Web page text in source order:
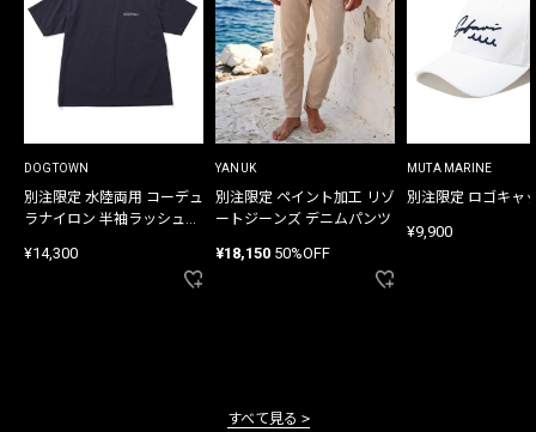
DOGTOWN
別注限定 水陸両用 コーデュ
ラナイロン 半袖ラッシュガ
¥14,300
YANUK
別注限定 ペイント加工 リゾ
ートジーンズ デニムパンツ
¥18,150 50%OFF
MUTA MARINE
別注限定 ロゴキャ
¥9,900
すべて見る